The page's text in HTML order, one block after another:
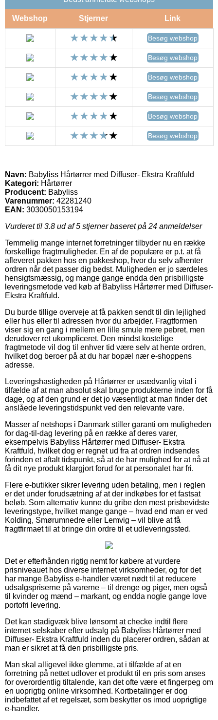
Webshop Stjerner Link
Besøg webshop
Besøg webshop
Besøg webshop
Besøg webshop
Besøg webshop
Besøg webshop
Navn: Babyliss Hårtørrer med Diffuser- Ekstra Kraftfuld
Kategori: Hårtørrer
Producent: Babyliss
Varenummer: 42281240
EAN: 3030050153194
Vurderet til 3.8 ud af 5 stjerner baseret på 24 anmeldelser
Temmelig mange internet forretninger tilbyder nu en række
forskellige fragtmuligheder. En af de populære er p.t. at få
afleveret pakken hos en pakkeshop, hvor du selv afhenter
ordren når det passer dig bedst. Muligheden er jo særdeles
hensigtsmæssig, og mange gange endda den prisbilligste
leveringsmetode ved køb af Babyliss Hårtørrer med Diffuser-
Ekstra Kraftfuld.
Du burde tillige overveje at få pakken sendt til din lejlighed
eller hus eller til adressen hvor du arbejder. Fragtformen
viser sig en gang i mellem en lille smule mere pebret, men
derudover ret ukompliceret. Den mindst kostelige
fragtmetode vil dog til enhver tid være selv at hente ordren,
hvilket dog beroer på at du har bopæl nær e-shoppens
adresse.
Leveringshastigheden på Hårtørrer er usædvanlig vital i
tilfælde af at man absolut skal bruge produkterne inden for få
dage, og af den grund er det jo væsentligt at man finder det
anslåede leveringstidspunkt ved den relevante vare.
Masser af netshops i Danmark stiller garanti om muligheden
for dag-til-dag levering på en række af deres varer,
eksempelvis Babyliss Hårtørrer med Diffuser- Ekstra
Kraftfuld, hvilket dog er regnet ud fra at ordren indsendes
forinden et aftalt tidspunkt, så at de har mulighed for at nå at
få dit nye produkt klargjort forud for at personalet har fri.
Flere e-butikker sikrer levering uden betaling, men i reglen
er det under forudsætning af at der indkøbes for et fastsat
beløb. Som alternativ kunne du gribe den mest prisbevidste
leveringstype, hvilket mange gange – hvad end man er ved
Kolding, Smørumnedre eller Lemvig – vil blive at få
fragtfirmaet til at bringe din ordre til et udleveringssted.
Det er efterhånden rigtig nemt for købere at vurdere
prisniveauet hos diverse internet virksomheder, og for det
har mange Babyliss e-handler været nødt til at reducere
udsalgspriserne på varerne – til drenge og piger, men også
til kvinder og mænd – markant, og endda nogle gange love
portofri levering.
Det kan stadigvæk blive lønsomt at checke indtil flere
internet selskaber efter udsalg på Babyliss Hårtørrer med
Diffuser- Ekstra Kraftfuld inden du placerer ordren, sådan at
man er sikret at få den prisbilligste pris.
Man skal alligevel ikke glemme, at i tilfælde af at en
forretning på nettet udlover et produkt til en pris som anses
for overordentlig tiltalende, kan det ofte være et fingerpeg om
en uoprigtig online virksomhed. Kortbetalinger er dog
indbefattet af et regelsæt, som beskytter os imod uoprigtige
e-handler.